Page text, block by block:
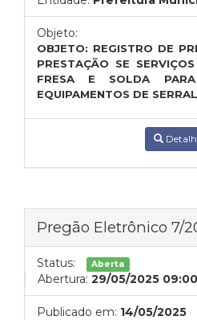
Objeto:
OBJETO: REGISTRO DE
PRESTAÇÃO SE
FRESA E SOLDA PARA
EQUIPAMENTOS DE
Pregão Eletrônico 7/
Status: Aberta
Abertura: 29/05/2025 09:00
Publicado em: 14/05/2025